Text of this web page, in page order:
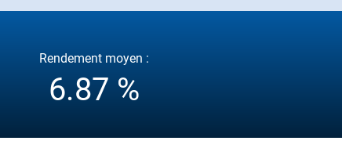
Rendement moyen :
6.87 %